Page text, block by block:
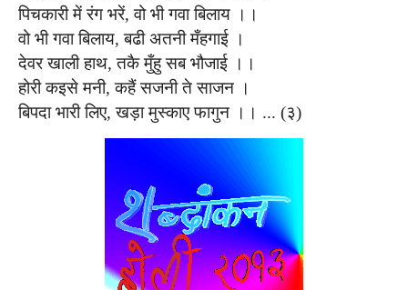
पिचकारी में रंग भरें, वो भी गवा बिलाय ।।
वो भी गवा बिलाय, बढी अतनी मँहगाई ।
देवर खाली हाथ, तकै मुँहु सब भौजाई ।।
होरी कइसे मनी, कहैं सजनी ते साजन ।
बिपदा भारी लिए, खड़ा मुस्काए फागुन ।। ... (३)